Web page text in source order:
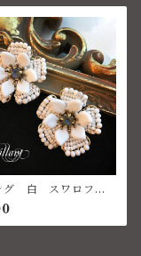
グ 白 スワロフス
コ ハウライトタ